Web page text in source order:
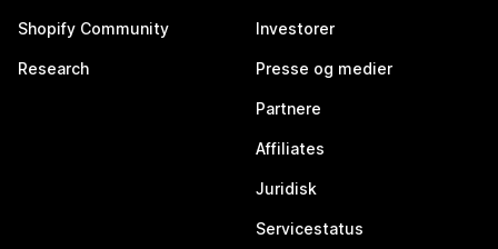
Shopify Community
Research
Investorer
Presse og medier
Partnere
Affiliates
Juridisk
Servicestatus